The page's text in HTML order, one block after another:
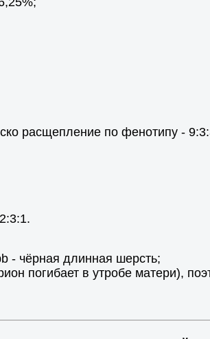
расщепление по фенотипу -
- чёрная длинная шерсть;
погибает в утробе матери),